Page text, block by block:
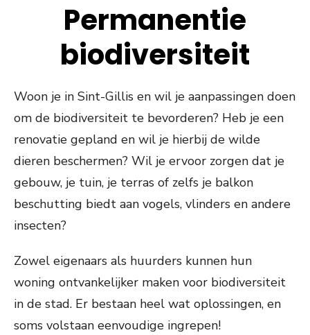
Permanentie
biodiversiteit
Woon je in Sint-Gillis en wil je aanpassingen doen
om de biodiversiteit te bevorderen? Heb je een
renovatie gepland en wil je hierbij de wilde
dieren beschermen? Wil je ervoor zorgen dat je
gebouw, je tuin, je terras of zelfs je balkon
beschutting biedt aan vogels, vlinders en andere
insecten?
Zowel eigenaars als huurders kunnen hun
woning ontvankelijker maken voor biodiversiteit
in de stad. Er bestaan heel wat oplossingen, en
soms volstaan eenvoudige ingrepen!